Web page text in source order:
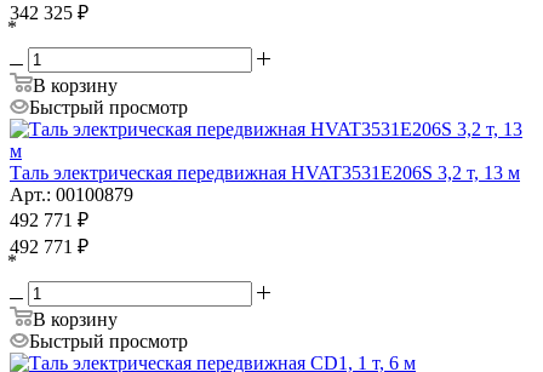
342 325 ₽
*
В корзину
Быстрый просмотр
Таль электрическая передвижная HVAT3531E206S 3,2 т, 13 м
Арт.: 00100879
492 771 ₽
492 771 ₽
*
В корзину
Быстрый просмотр